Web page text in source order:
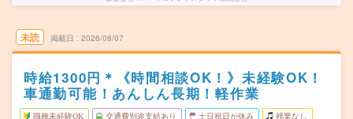
未読 掲載日 2026/08/07
時給1300円＊《時間相談OK！》未経験OK！
車通勤可能！あんしん長期！軽作業
職種未経験OK 交通費別途支給あり 土日祝日が休み 残業なし